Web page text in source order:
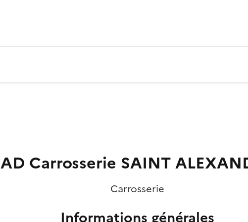
AD Carrosserie SAINT
Carrosserie
Informations générales